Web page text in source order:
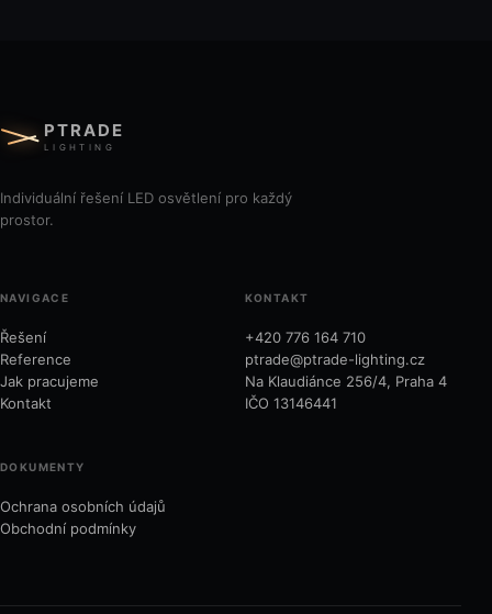
PTRADE
LIGHTING
Individuální řešení LED osvětlení pro každý
prostor.
NAVIGACE
Řešení
Reference
Jak pracujeme
Kontakt
KONTAKT
+420 776 164 710
ptrade@ptrade-lighting.cz
Na Klaudiánce 256/4, Praha 4
IČO 13146441
DOKUMENTY
Ochrana osobních údajů
Obchodní podmínky